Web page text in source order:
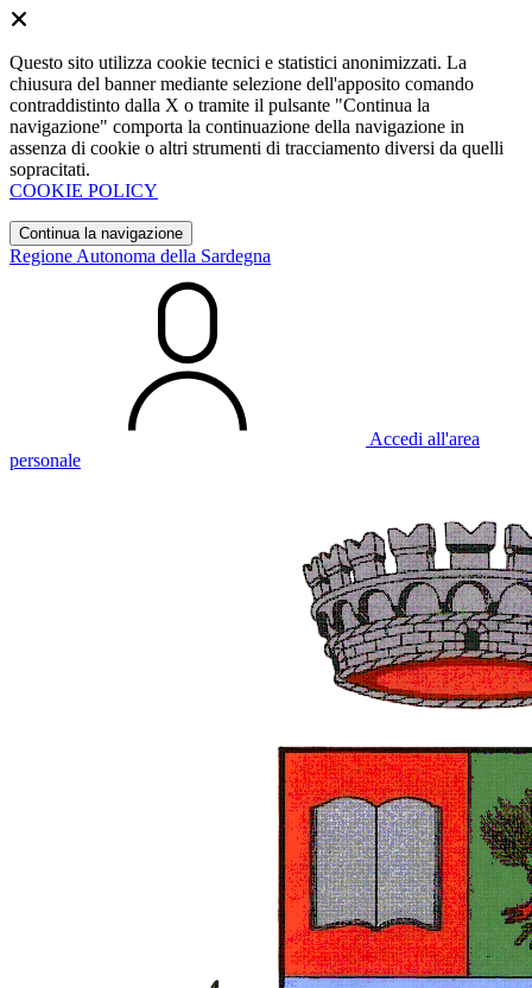
Questo sito utilizza cookie tecnici e statistici anonimizzati. La
chiusura del banner mediante selezione dell'apposito comando
contraddistinto dalla X o tramite il pulsante "Continua la
navigazione" comporta la continuazione della navigazione in
assenza di cookie o altri strumenti di tracciamento diversi da quelli
sopracitati.
COOKIE POLICY
Continua la navigazione
Regione Autonoma della Sardegna
Accedi all'area
personale